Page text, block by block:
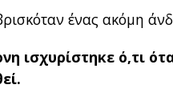
ένας ακόμη
ισχυρίστηκε ό,τι